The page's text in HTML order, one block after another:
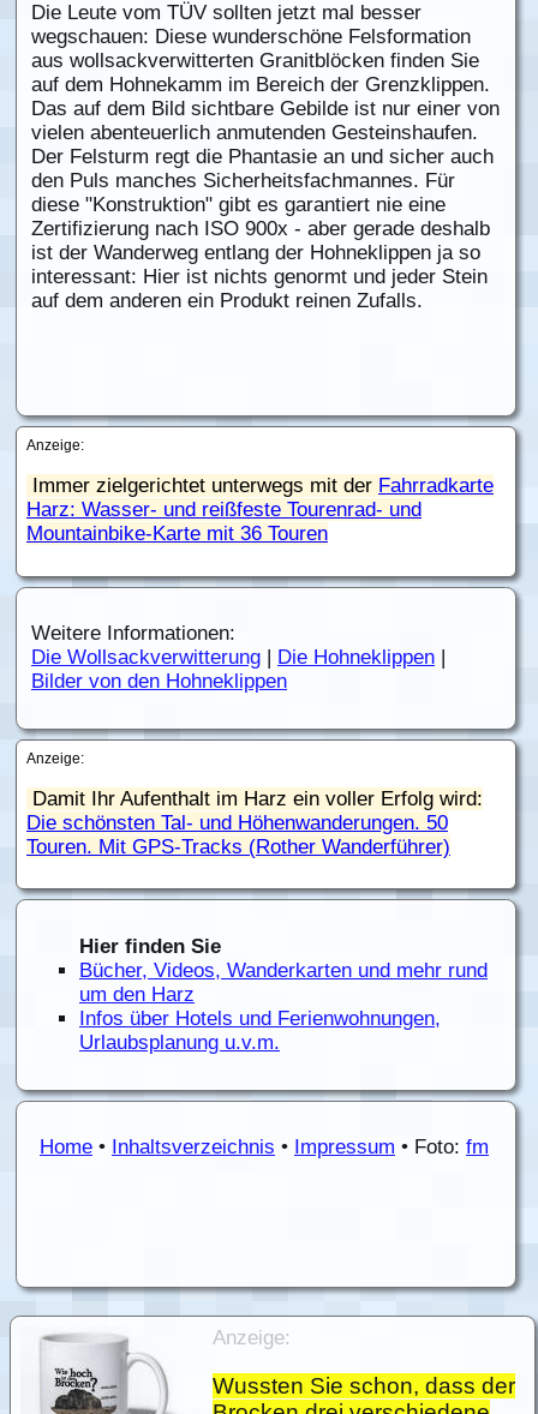
Die Leute vom TÜV sollten jetzt mal besser
wegschauen: Diese wunderschöne Felsformation
aus wollsackverwitterten Granitblöcken finden Sie
auf dem Hohnekamm im Bereich der Grenzklippen.
Das auf dem Bild sichtbare Gebilde ist nur einer von
vielen abenteuerlich anmutenden Gesteinshaufen.
Der Felsturm regt die Phantasie an und sicher auch
den Puls manches Sicherheitsfachmannes. Für
diese "Konstruktion" gibt es garantiert nie eine
Zertifizierung nach ISO 900x - aber gerade deshalb
ist der Wanderweg entlang der Hohneklippen ja so
interessant: Hier ist nichts genormt und jeder Stein
auf dem anderen ein Produkt reinen Zufalls.
Anzeige:
Immer zielgerichtet unterwegs mit der Fahrradkarte
Harz: Wasser- und reißfeste Tourenrad- und
Mountainbike-Karte mit 36 Touren
Weitere Informationen:
Die Wollsackverwitterung
Die Hohneklippen
Bilder von den Hohneklippen
Anzeige:
Damit Ihr Aufenthalt im Harz ein voller Erfolg wird:
Die schönsten Tal- und Höhenwanderungen. 50
Touren. Mit GPS-Tracks (Rother Wanderführer)
Hier finden Sie
Bücher, Videos, Wanderkarten und mehr rund
um den Harz
Infos über Hotels und Ferienwohnungen,
Urlaubsplanung u.v.m.
Home • Inhaltsverzeichnis • Impressum • Foto: fm